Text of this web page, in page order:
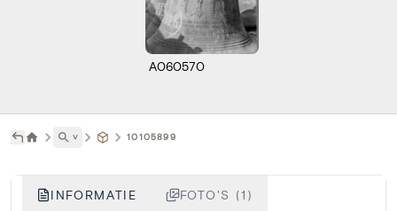
A060570
˅ 10105899
INFORMATIE FOTO'S (1)